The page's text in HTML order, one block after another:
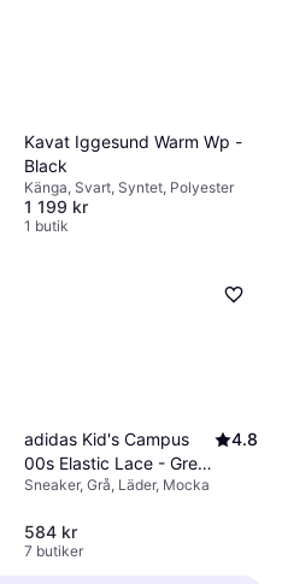
Kavat Iggesund Warm Wp -
Black
Känga, Svart, Syntet, Polyester
1 199 kr
1 butik
adidas Kid's Campus
00s Elastic Lace - Grey
Three/Cloud White/Gum
4.8
Sneaker, Grå, Läder, Mocka
584 kr
7 butiker